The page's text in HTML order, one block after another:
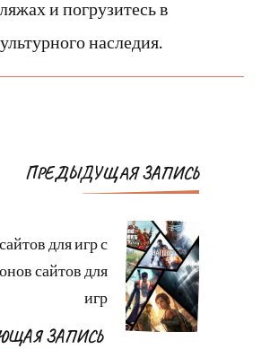
и погрузитесь в
наследия.
Навигация
ПРЕДЫДУЩАЯ ЗАПИСЬ
для игр с
сайтов для
игр
ЗАПИСЬ